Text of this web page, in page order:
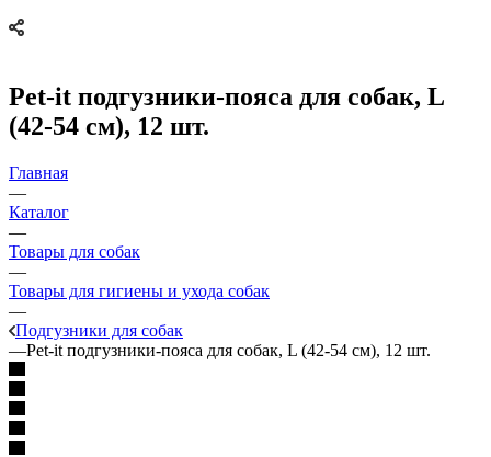
Pet-it подгузники-пояса для собак, L
(42-54 см), 12 шт.
Главная
—
Каталог
—
Товары для собак
—
Товары для гигиены и ухода собак
—
Подгузники для собак
—Pet-it подгузники-пояса для собак, L (42-54 см), 12 шт.